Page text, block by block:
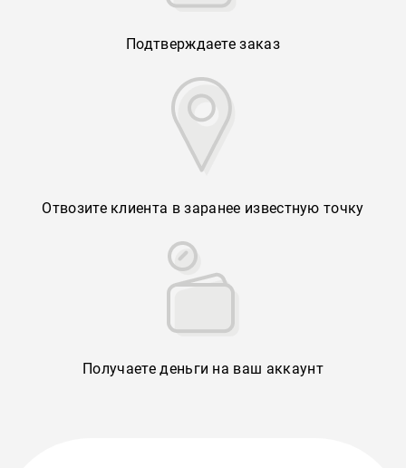
Подтверждаете заказ
Отвозите клиента в заранее известную точку
Получаете деньги на ваш аккаунт